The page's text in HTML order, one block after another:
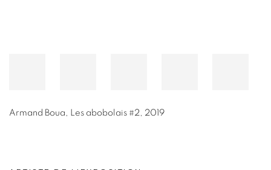
Armand Boua Les abobolais #2 2019